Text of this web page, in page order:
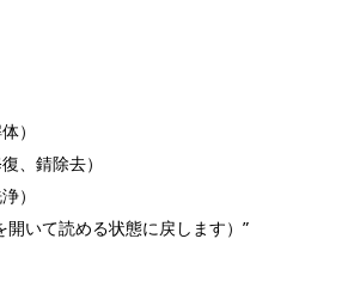
）
、錆除去）
）
開いて読める状態に戻します）”